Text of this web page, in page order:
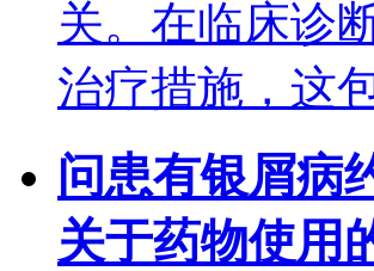
关。在临床诊
治疗措施，这
问患有银屑病
关于药物使用